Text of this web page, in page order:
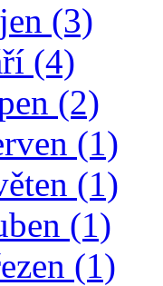
(3)
(4)
(2)
(1)
(1)
(1)
(1)